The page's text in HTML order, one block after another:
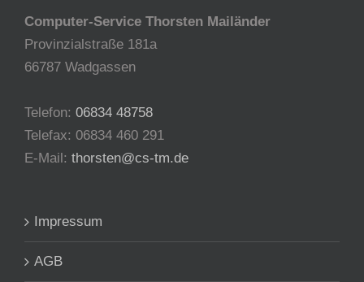
Computer-Service Thorsten Mailänder
Provinzialstraße 181a
66787 Wadgassen
Telefon: 06834 48758
Telefax: 06834 460 291
E-Mail: thorsten@cs-tm.de
Impressum
AGB